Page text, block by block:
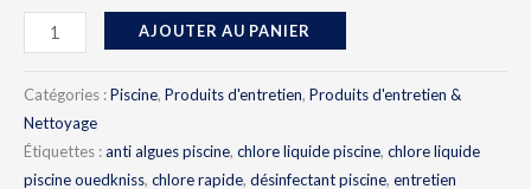
AJOUTER AU PANIER
Catégories :Piscine, Produits d'entretien, Produits d'entretien &
Nettoyage
Étiquettes :anti algues piscine, chlore liquide piscine, chlore liquide
piscine ouedkniss, chlore rapide, désinfectant piscine, entretien